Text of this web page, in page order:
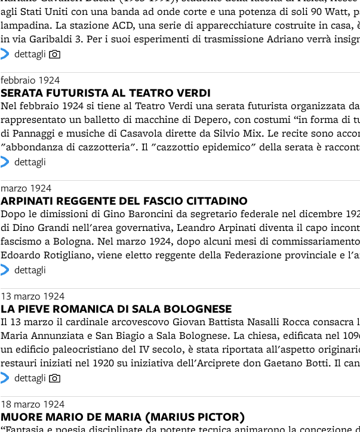
bolognesi: Ferdinando Sabattini, Ago, Aterol, Leo Longanesi.
agli Stati Uniti con una banda ad onde corte e una potenza di soli 90 Watt,
lampadina. La stazione ACD, una serie di apparecchiature costruite in casa,
in via Garibaldi 3. Per i suoi esperimenti di trasmissione Adriano verrà
del titolo di Cavaliere della Corona. Sull'onda dell'entusiasmo, nel 1926 i
Ducati.
dettagli
febbraio 1924
SERATA FUTURISTA AL TEATRO VERDI
Nel febbraio 1924 si tiene al Teatro Verdi una serata futurista organizzata
rappresentato un balletto di macchine di Depero, con costumi “in forma di
di Pannaggi e musiche di Casavola dirette da Silvio Mix. Le recite sono
"abbondanza di cazzotteria". Il "cazzottio epidemico" della serata è
"con un'euforia da invasato": Pioggia grandine raffica di proiettili vegetali sugli spettatori
fracassamenti di poltrone, schiaffi in cerca di echi e carote uova marcie
carbone con spaccamenti di lampadine elettriche. La serata si conclude con numerosi feriti e
contusi. Anche le esponenti del gentil sesso non sono risparmiate.
dettagli
marzo 1924
ARPINATI REGGENTE DEL FASCIO CITTADINO
Dopo le dimissioni di Gino Baroncini da segretario federale nel dicembre
di Dino Grandi nell'area governativa, Leandro Arpinati diventa il capo
fascismo a Bologna. Nel marzo 1924, dopo alcuni mesi di
Edoardo Rotigliano, viene eletto reggente della Federazione provinciale e
diventa segretario. Nello stesso periodo assume anche cariche nazionali: è
dettagli
13 marzo 1924
LA PIEVE ROMANICA DI SALA BOLOGNESE
Il 13 marzo il cardinale arcovescovo Giovan Battista Nasalli Rocca consacra
Maria Annunziata e San Biagio a Sala Bolognese. La chiesa, edificata nel
un edificio paleocristiano del IV secolo, è stata riportata all'aspetto
restauri iniziati nel 1920 su iniziativa dell'Arciprete don Gaetano Botti. Il
dell'aiuto dell'architetto Giuseppe Rivani (1894-1967), allievo di Rubbiani e
curerà anche il restauro della Pieve di Santa Maria a Monteveglio. La Pieve
edifici di culto in stile romanico-lombardo più notevoli della provincia di
dettagli
18 marzo 1924
MUORE MARIO DE MARIA (MARIUS PICTOR)